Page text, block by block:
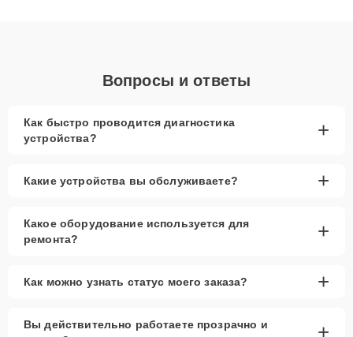
Вопросы и ответы
Как быстро проводится диагностика
устройства?
+
Какие устройства вы обслуживаете? +
Какое оборудование используется для
ремонта?
+
Как можно узнать статус моего заказа? +
Вы действительно работаете прозрачно и
+